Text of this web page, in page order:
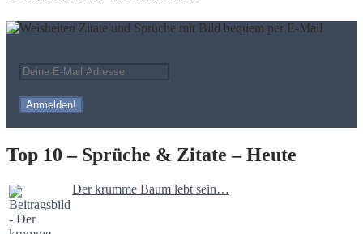
Top 10 – Sprüche & Zitate – Heute
Der krumme Baum lebt sein…